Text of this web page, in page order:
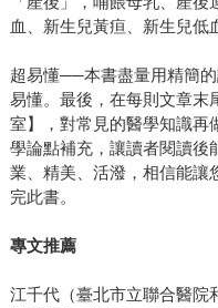
血、新生兒黃疸、新生兒
超易懂──本書盡量用精簡的
易懂。最後，在每則文章末
室】，對常見的醫學知識再
學論點補充，讓讀者閱讀後
業、精美、活潑，相信能讓
完此書。
專文推薦
江千代（臺北市立聯合醫院